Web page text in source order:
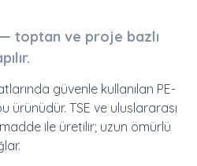
toptan ve proje bazlı
güvenle kullanılan PE-
ürünüdür. TSE ve uluslararası
ile üretilir; uzun ömürlü